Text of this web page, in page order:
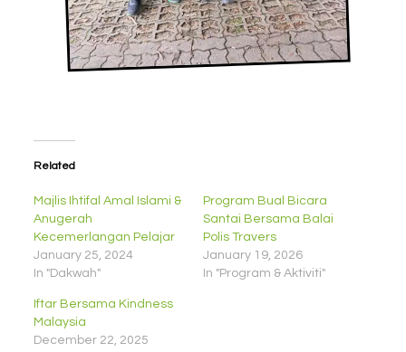
Related
Majlis Ihtifal Amal Islami &
Anugerah
Kecemerlangan Pelajar
January 25, 2024
In "Dakwah"
Program Bual Bicara
Santai Bersama Balai
Polis Travers
January 19, 2026
In "Program & Aktiviti"
Iftar Bersama Kindness
Malaysia
December 22, 2025